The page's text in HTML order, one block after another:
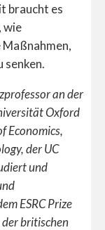
braucht es
wie
senken.
an der
Oxford
Economics,
der UC
und
ESRC Prize
britischen